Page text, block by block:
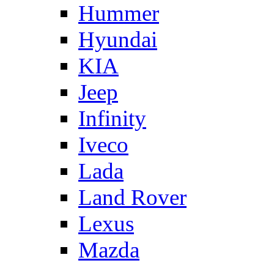
Hummer
Hyundai
KIA
Jeep
Infinity
Iveco
Lada
Land Rover
Lexus
Mazda